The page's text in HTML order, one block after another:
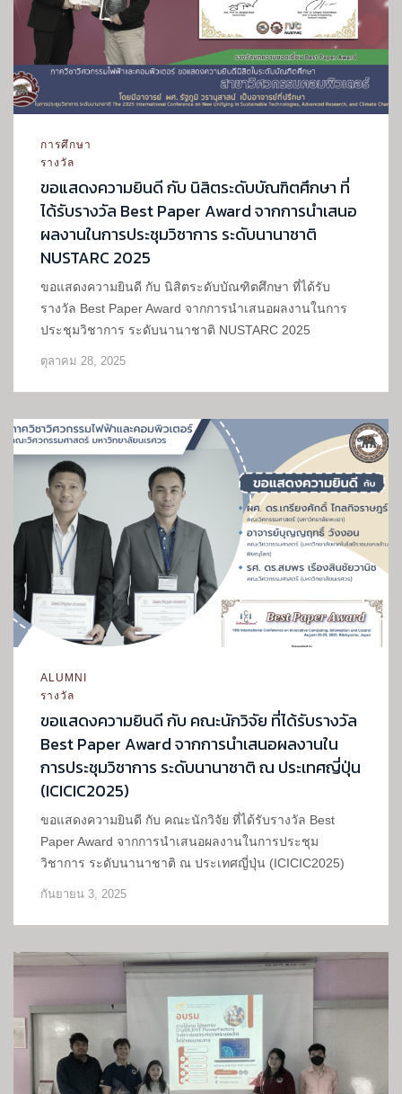
การศึกษา
รางวัล
ขอแสดงความยินดี กับ นิสิตระดับบัณฑิตศึกษา ที่
ได้รับรางวัล Best Paper Award จากการนำเสนอ
ผลงานในการประชุมวิชาการ ระดับนานาชาติ
NUSTARC 2025
ขอแสดงความยินดี กับ นิสิตระดับบัณฑิตศึกษา ที่ได้รับ
รางวัล Best Paper Award จากการนำเสนอผลงานในการ
ประชุมวิชาการ ระดับนานาชาติ NUSTARC 2025
ตุลาคม 28, 2025
ALUMNI
รางวัล
ขอแสดงความยินดี กับ คณะนักวิจัย ที่ได้รับรางวัล
Best Paper Award จากการนำเสนอผลงานใน
การประชุมวิชาการ ระดับนานาชาติ ณ ประเทศญี่ปุ่น
(ICICIC2025)
ขอแสดงความยินดี กับ คณะนักวิจัย ที่ได้รับรางวัล Best
Paper Award จากการนำเสนอผลงานในการประชุม
วิชาการ ระดับนานาชาติ ณ ประเทศญี่ปุ่น (ICICIC2025)
กันยายน 3, 2025